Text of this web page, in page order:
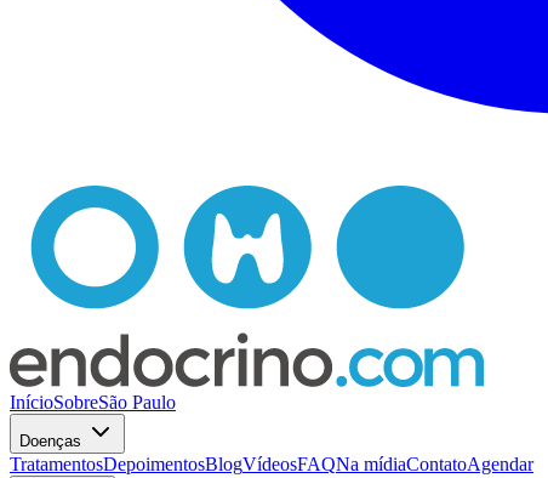
InícioSobreSão Paulo
Doenças
TratamentosDepoimentosBlogVídeosFAQNa mídiaContatoAgendar